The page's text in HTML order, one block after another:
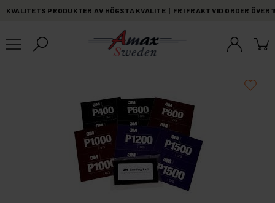
KVALITETS PRODUKTER AV HÖGSTA KVALITE | FRI FRAKT VID ORDER